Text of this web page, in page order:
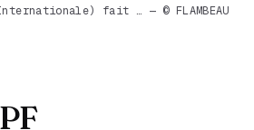
fait … — © FLAMBEAU